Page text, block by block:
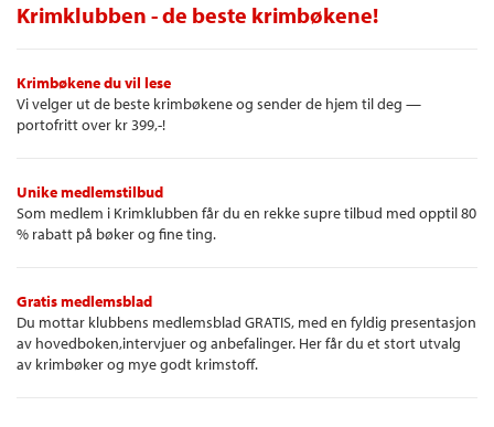
Krimklubben - de beste krimbøkene!
Krimbøkene du vil lese
Vi velger ut de beste krimbøkene og sender de hjem til deg —
portofritt over kr 399,-!
Unike medlemstilbud
Som medlem i Krimklubben får du en rekke supre tilbud med opptil 80
% rabatt på bøker og fine ting.
Gratis medlemsblad
Du mottar klubbens medlemsblad GRATIS, med en fyldig presentasjon
av hovedboken,intervjuer og anbefalinger. Her får du et stort utvalg
av krimbøker og mye godt krimstoff.